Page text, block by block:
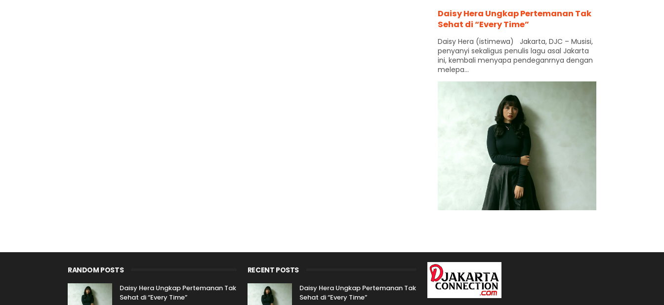
Daisy Hera Ungkap Pertemanan Tak
Sehat di “Every Time”
Daisy Hera (istimewa) Jakarta, DJC – Musisi,
penyanyi sekaligus penulis lagu asal Jakarta
ini, kembali menyapa pendeganrnya dengan
melepa...
RANDOM POSTS
Daisy Hera Ungkap Pertemanan Tak
Sehat di “Every Time”
RECENT POSTS
Daisy Hera Ungkap Pertemanan Tak
Sehat di “Every Time”